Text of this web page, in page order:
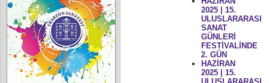
2025 | 15.
ULUSLARARASI
SANAT
GÜNLERİ
FESTİVALİNDE
2. GÜN
HAZİRAN
2025 | 15.